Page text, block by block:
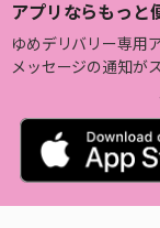
アプリならもっと
ゆめデリバリー専用
メッセージの通知が